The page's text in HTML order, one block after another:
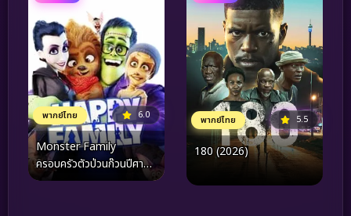
พากย์ไทย 6.0
Monster Family
ครอบครัวตัวป่วนก๊วนปีศาจ
(2017)
พากย์ไทย 5.5
180 (2026)